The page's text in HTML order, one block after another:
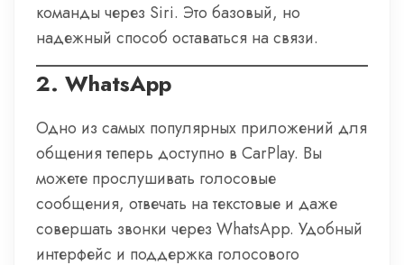
команды через Siri. Это базовый, но
надежный способ оставаться на связи.
2. WhatsApp
Одно из самых популярных приложений для
общения теперь доступно в CarPlay. Вы
можете прослушивать голосовые
сообщения, отвечать на текстовые и даже
совершать звонки через WhatsApp. Удобный
интерфейс и поддержка голосового